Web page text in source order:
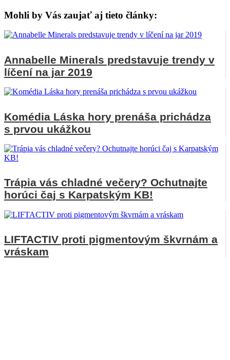
Mohli by Vás zaujať aj tieto články:
Annabelle Minerals predstavuje trendy v
líčení na jar 2019
Komédia Láska hory prenáša prichádza
s prvou ukážkou
Trápia vás chladné večery? Ochutnajte
horúci čaj s Karpatským KB!
LIFTACTIV proti pigmentovým škvrnám a
vráskam